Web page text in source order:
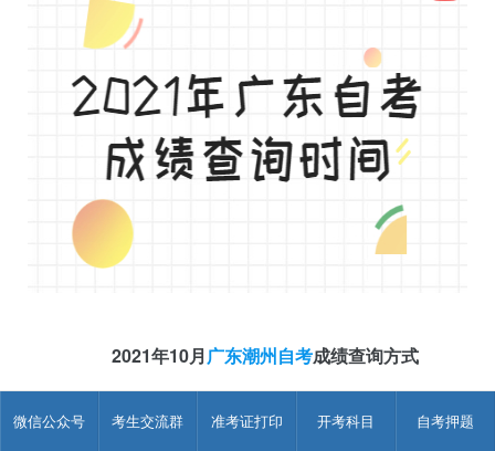
微信公众号 考生交流群 准考证打印 开考科目 自考押题
2021年10月广东潮州自考成绩查询方式
考生可通过以下3种方式查询考试成绩。